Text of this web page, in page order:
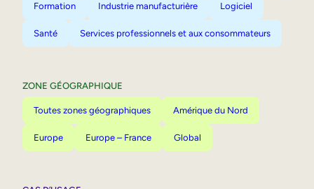
Formation Industrie manufacturière Logiciel
Santé Services professionnels et aux consommateurs
ZONE GÉOGRAPHIQUE
Toutes zones géographiques Amérique du Nord
Europe Europe – France Global